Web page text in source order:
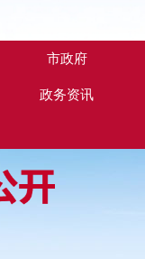
市政府
政务资讯